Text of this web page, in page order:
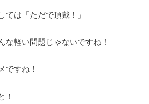
ては「ただで頂戴！」
な軽い問題じゃないですね！
ですね！
！